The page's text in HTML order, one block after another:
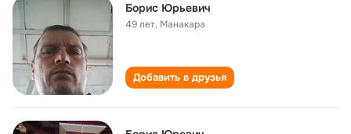
Борис Юрьевич
49 лет, Манакара
Добавить в друзья